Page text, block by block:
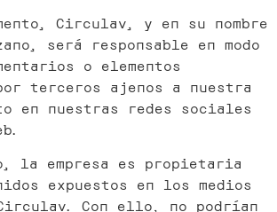
Circulav, y en su nombre
será responsable en modo
o elementos
terceros ajenos a nuestra
en nuestras redes sociales
la empresa es propietaria
expuestos en los medios
Con ello, no podrían